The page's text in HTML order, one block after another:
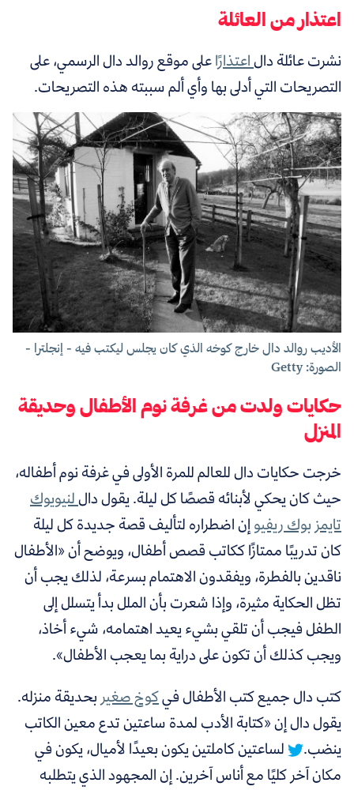
اعتذار من العائلة
نشرت عائلة دالاعتذارًاعلى موقع روالد دال الرسمي، على
التصريحات التي أدلى بها وأي ألم سببته هذه التصريحات.
الأديب روالد دال خارج كوخه الذي كان يجلس ليكتب فيه - إنجلترا -
الصورة: Getty
حكايات ولدت من غرفة نوم الأطفال وحديقة
المنزل
خرجت حكايات دال للعالم للمرة الأولى في غرفة نوم أطفاله،
حيث كان يحكي لأبنائه قصصًا كل ليلة. يقول داللنيويوك
تايمز بوك ريفيوإن اضطراره لتأليف قصة جديدة كل ليلة
كان تدريبًا ممتازًا ككاتب قصص أطفال، ويوضح أن «الأطفال
ناقدين بالفطرة، ويفقدون الاهتمام بسرعة، لذلك يجب أن
تظل الحكاية مثيرة، وإذا شعرت بأن الملل بدأ يتسلل إلى
الطفل فيجب أن تلقي بشيء يعيد اهتمامه، شيء أخاذ،
ويجب كذلك أن تكون على دراية بما يعجب الأطفال».
كتب دال جميع كتب الأطفال فيكوخ صغيربحديقة منزله.
يقول دال إن «كتابة الأدب لمدة ساعتين تدع معين الكاتب
ينضب.
لساعتين كاملتين يكون بعيدًا لأميال، يكون في
مكان آخر كليًا مع أناس آخرين. إن المجهود الذي يتطلبه